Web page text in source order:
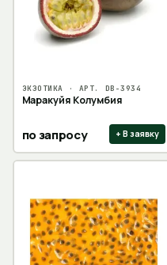
ЭКЗОТИКА · АРТ. DB-3934
Маракуйя Колумбия
по запросу + В заявку